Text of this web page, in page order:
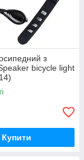
з
bicycle light
Купити